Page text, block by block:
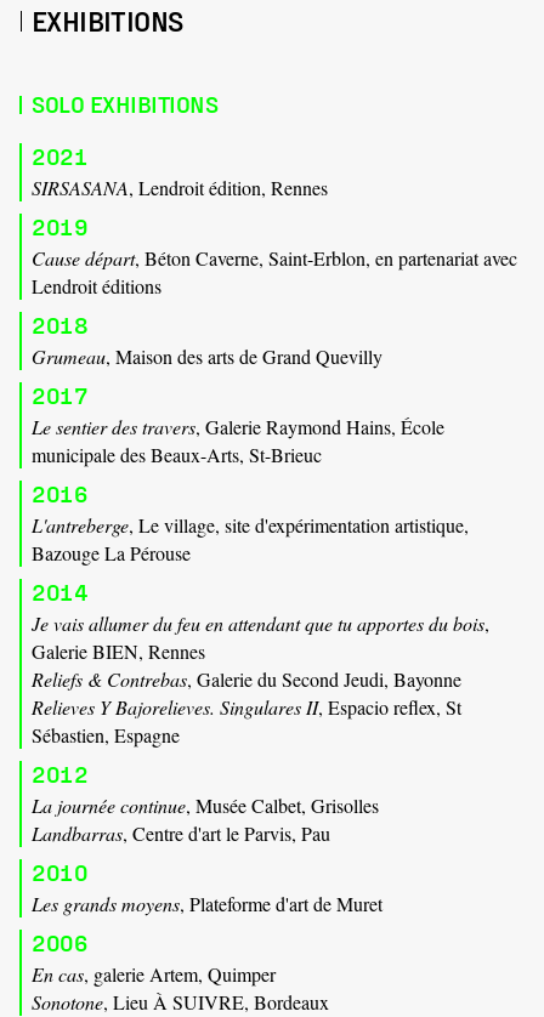
EXHIBITIONS
SOLO EXHIBITIONS
2021
SIRSASANA, Lendroit édition, Rennes
2019
Cause départ, Béton Caverne, Saint-Erblon, en partenariat avec
Lendroit éditions
2018
Grumeau, Maison des arts de Grand Quevilly
2017
Le sentier des travers, Galerie Raymond Hains, École
municipale des Beaux-Arts, St-Brieuc
2016
L'antreberge, Le village, site d'expérimentation artistique,
Bazouge La Pérouse
2014
Je vais allumer du feu en attendant que tu apportes du bois,
Galerie BIEN, Rennes
Reliefs & Contrebas, Galerie du Second Jeudi, Bayonne
Relieves Y Bajorelieves. Singulares II, Espacio reflex, St
Sébastien, Espagne
2012
La journée continue, Musée Calbet, Grisolles
Landbarras, Centre d'art le Parvis, Pau
2010
Les grands moyens, Plateforme d'art de Muret
2006
En cas, galerie Artem, Quimper
Sonotone, Lieu À SUIVRE, Bordeaux